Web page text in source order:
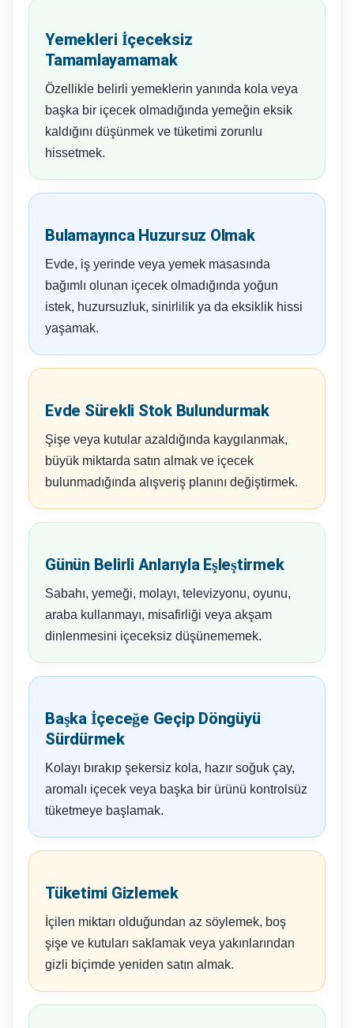
Yemekleri İçeceksiz
Tamamlayamamak
Özellikle belirli yemeklerin yanında kola veya
başka bir içecek olmadığında yemeğin eksik
kaldığını düşünmek ve tüketimi zorunlu
hissetmek.
Bulamayınca Huzursuz Olmak
Evde, iş yerinde veya yemek masasında
bağımlı olunan içecek olmadığında yoğun
istek, huzursuzluk, sinirlilik ya da eksiklik hissi
yaşamak.
Evde Sürekli Stok Bulundurmak
Şişe veya kutular azaldığında kaygılanmak,
büyük miktarda satın almak ve içecek
bulunmadığında alışveriş planını değiştirmek.
Günün Belirli Anlarıyla Eşleştirmek
Sabahı, yemeği, molayı, televizyonu, oyunu,
araba kullanmayı, misafirliği veya akşam
dinlenmesini içeceksiz düşünememek.
Başka İçeceğe Geçip Döngüyü
Sürdürmek
Kolayı bırakıp şekersiz kola, hazır soğuk çay,
aromalı içecek veya başka bir ürünü kontrolsüz
tüketmeye başlamak.
Tüketimi Gizlemek
İçilen miktarı olduğundan az söylemek, boş
şişe ve kutuları saklamak veya yakınlarından
gizli biçimde yeniden satın almak.